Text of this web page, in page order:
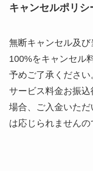
キャンセルポリシ
無断キャンセル及
100%をキャンセル
予めご了承ください
サービス料金お振
場合、ご入金いた
は応じられませんの